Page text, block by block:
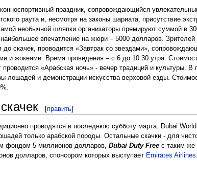
праздник, сопровождающийся
раута и, несмотря на законы шариата, присутствие
необычной шляпки организаторы премируют суммой в
впечатление на жюри – 5000 долларов.
до скачек, проводится «Завтрак со звездами»,
и жокеями. Время проведения – с 6 до 10:30 утра.
проводится «Арабская ночь» - вечер традиций и культуры.
лошадей и демонстрации искусства верховой езды.
[править]
проводятся в последнюю субботу марта. Dubai
только арабской породы. Остальные скачки - для
фондом 5 миллионов долларов, Dubai Duty Freeс таким же
долларов, спонсором которых выступает Emirates Airlines